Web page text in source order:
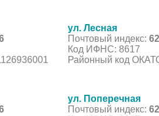
ул. Лесная
Почтовый индекс:
Код ИФНС: 8617
Районный код
ул. Поперечная
Почтовый индекс: